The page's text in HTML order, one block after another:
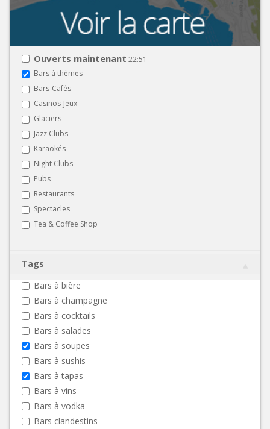
Ouverts maintenant 22:51
Bars à thèmes
Bars-Cafés
Casinos-Jeux
Glaciers
Jazz Clubs
Karaokés
Night Clubs
Pubs
Restaurants
Spectacles
Tea & Coffee Shop
Tags
Bars à bière
Bars à champagne
Bars à cocktails
Bars à salades
Bars à soupes
Bars à sushis
Bars à tapas
Bars à vins
Bars à vodka
Bars clandestins